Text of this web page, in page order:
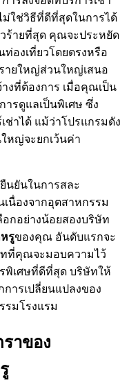
ใช่วิธีที่ดีที่สุดในการได้
ร้ายที่สุด คุณจะประหยัด
องเที่ยวโดยตรงหรือ
ายใหญ่ส่วนใหญ่เสนอ
งที่ต้องการ เมื่อคุณเป็น
รดูแลเป็นพิเศษ ซึ่ง
ช่าได้ แม้ว่าโปรแกรมดัง
หญ่จะยกเว้นค่า
นยันในการสละ
นื่องจากอุตสาหกรรม
อกอย่างน้อยสองบริษัท
หรูของคุณ อันดับแรกจะ
ที่คุณจะมอบความไว้
พิเศษที่ดีที่สุด บริษัทให้
การเปลี่ยนแปลงของ
รมโรงแรม
าของ